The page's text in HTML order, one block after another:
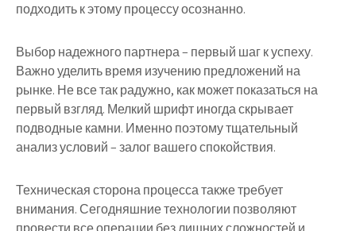
подходить к этому процессу осознанно.
Выбор надежного партнера – первый шаг к успеху.
Важно уделить время изучению предложений на
рынке. Не все так радужно, как может показаться на
первый взгляд. Мелкий шрифт иногда скрывает
подводные камни. Именно поэтому тщательный
анализ условий – залог вашего спокойствия.
Техническая сторона процесса также требует
внимания. Сегодняшние технологии позволяют